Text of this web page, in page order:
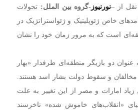
نورنیوز -گروه بین الملل:تحولات
خاص ژئوپلیتیک و ژئواستراتژیک در
است که به مرور زمان خود را نشان
فعلا که ترکیه و قطر به عنوان دو بازیگر منطقه‌‎ای طرفدار «بهار
مخالفان و سقوط دولت بشار اسد هستند.
زیاد امارات و مصر از این تغییر به علت
«انقلاب‌های خاموش شده» ناخرسند